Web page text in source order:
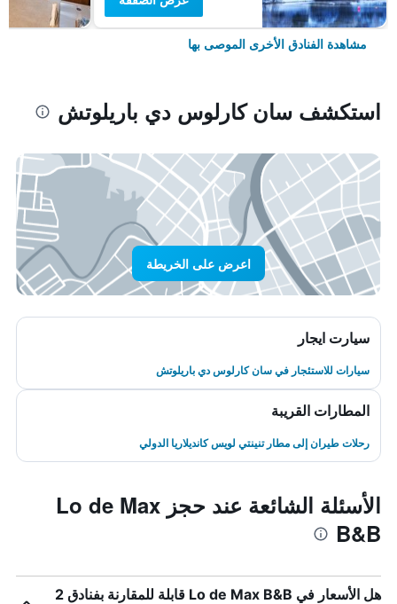
مشاهدة الفنادق الأخرى الموصى بها
استكشف سان كارلوس دي باريلوتش
اعرض على الخريطة
سيارت ايجار
سيارات للاستئجار في سان كارلوس دي باريلوتش
المطارات القريبة
رحلات طيران إلى مطار تنينتي لويس كانديلاريا الدولي
الأسئلة الشائعة عند حجز Lo de Max
B&B
هل الأسعار في Lo de Max B&B قابلة للمقارنة بفنادق 2